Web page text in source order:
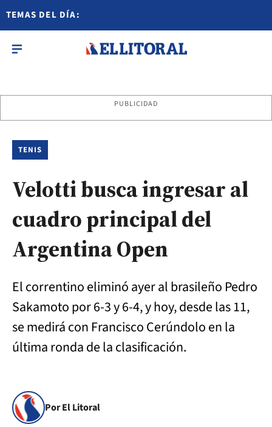
TEMAS DEL DÍA:
PUBLICIDAD
TENIS
Velotti busca ingresar al
cuadro principal del
Argentina Open
El correntino eliminó ayer al brasileño Pedro
Sakamoto por 6-3 y 6-4, y hoy, desde las 11,
se medirá con Francisco Cerúndolo en la
última ronda de la clasificación.
Por El Litoral